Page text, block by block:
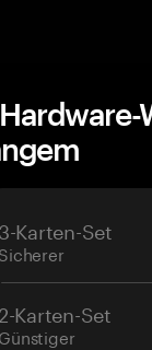
3-Karten-Set
Sicherer
2-Karten-Set
Günstiger